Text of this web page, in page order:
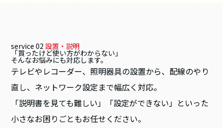
service 02 設置・説明
「買ったけど使い方がわからない」
そんなお悩みにも対応します。
テレビやレコーダー、照明器具の設置から、配線のやり
直し、ネットワーク設定まで幅広く対応。
「説明書を見ても難しい」「設定ができない」といった
小さなお困りごともお任せください。